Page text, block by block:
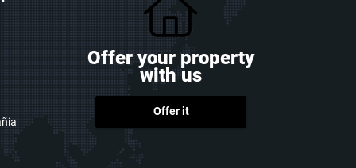
Offer your property
with us
Offer it